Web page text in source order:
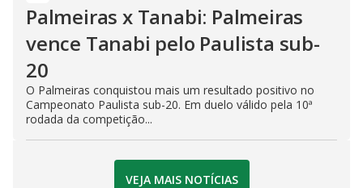
Palmeiras x Tanabi: Palmeiras
vence Tanabi pelo Paulista sub-
20
O Palmeiras conquistou mais um resultado positivo no
Campeonato Paulista sub-20. Em duelo válido pela 10ª
rodada da competição...
VEJA MAIS NOTÍCIAS